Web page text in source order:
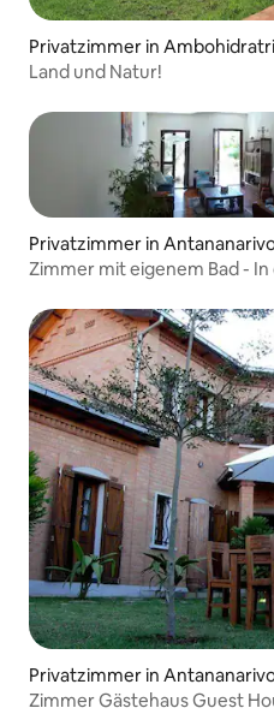
Privatzimmer in
Land und Natur!
Privatzimmer in
Zimmer mit eigenem Bad -
Privatzimmer in
Zimmer Gästehaus Guest